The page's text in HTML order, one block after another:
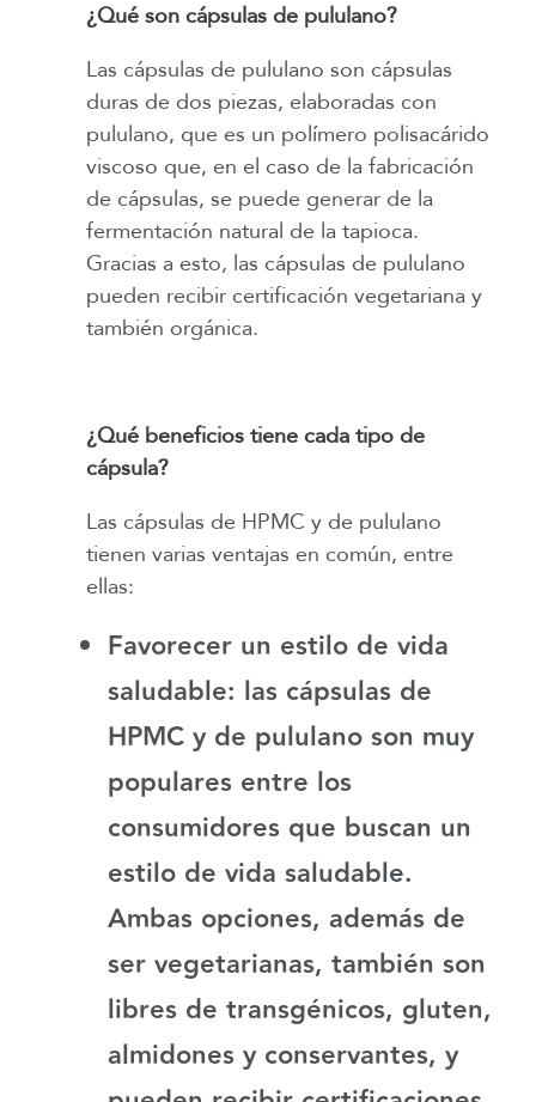
¿Qué son cápsulas de pululano?
Las cápsulas de pululano son cápsulas
duras de dos piezas, elaboradas con
pululano, que es un polímero polisacárido
viscoso que, en el caso de la fabricación
de cápsulas, se puede generar de la
fermentación natural de la tapioca.
Gracias a esto, las cápsulas de pululano
pueden recibir certificación vegetariana y
también orgánica.
¿Qué beneficios tiene cada tipo de
cápsula?
Las cápsulas de HPMC y de pululano
tienen varias ventajas en común, entre
ellas:
Favorecer un estilo de vida
saludable: las cápsulas de
HPMC y de pululano son muy
populares entre los
consumidores que buscan un
estilo de vida saludable.
Ambas opciones, además de
ser vegetarianas, también son
libres de transgénicos, gluten,
almidones y conservantes, y